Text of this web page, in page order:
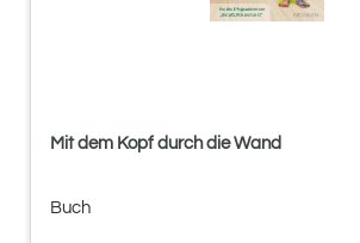
Mit dem Kopf durch die Wand
Buch